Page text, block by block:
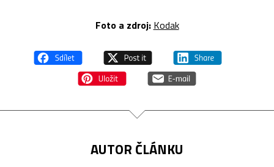
Foto a zdroj: Kodak
AUTOR ČLÁNKU